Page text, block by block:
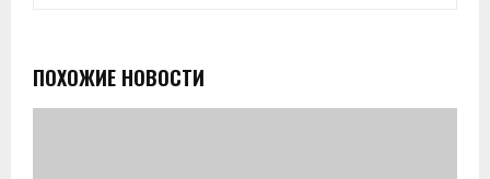
ПОХОЖИЕ НОВОСТИ